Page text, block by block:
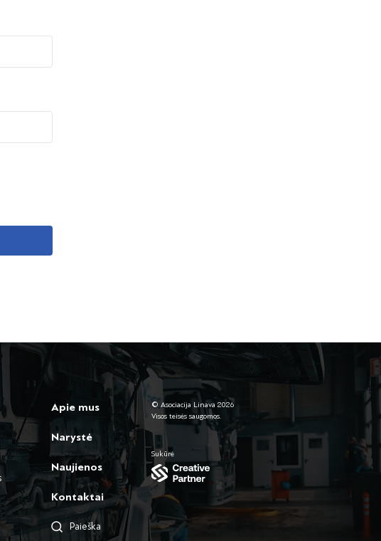
Apie mus
Narystė
Naujienos
Kontaktai
Paieška
© Asociacija Linava 2026
Visos teisės saugomos.
Sukūrė